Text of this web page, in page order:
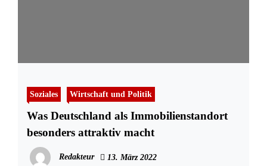
Soziales Wirtschaft und Politik
Was Deutschland als Immobilienstandort
besonders attraktiv macht
Redakteur 13. März 2022